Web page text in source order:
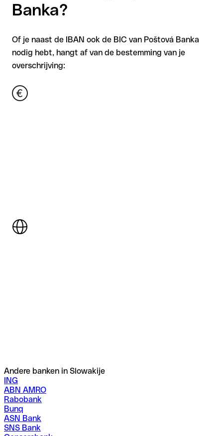
Banka?
Of je naast de IBAN ook de BIC van Poštová Banka
nodig hebt, hangt af van de bestemming van je
overschrijving:
Andere banken in Slowakije
ING
ABN AMRO
Rabobank
Bunq
ASN Bank
SNS Bank